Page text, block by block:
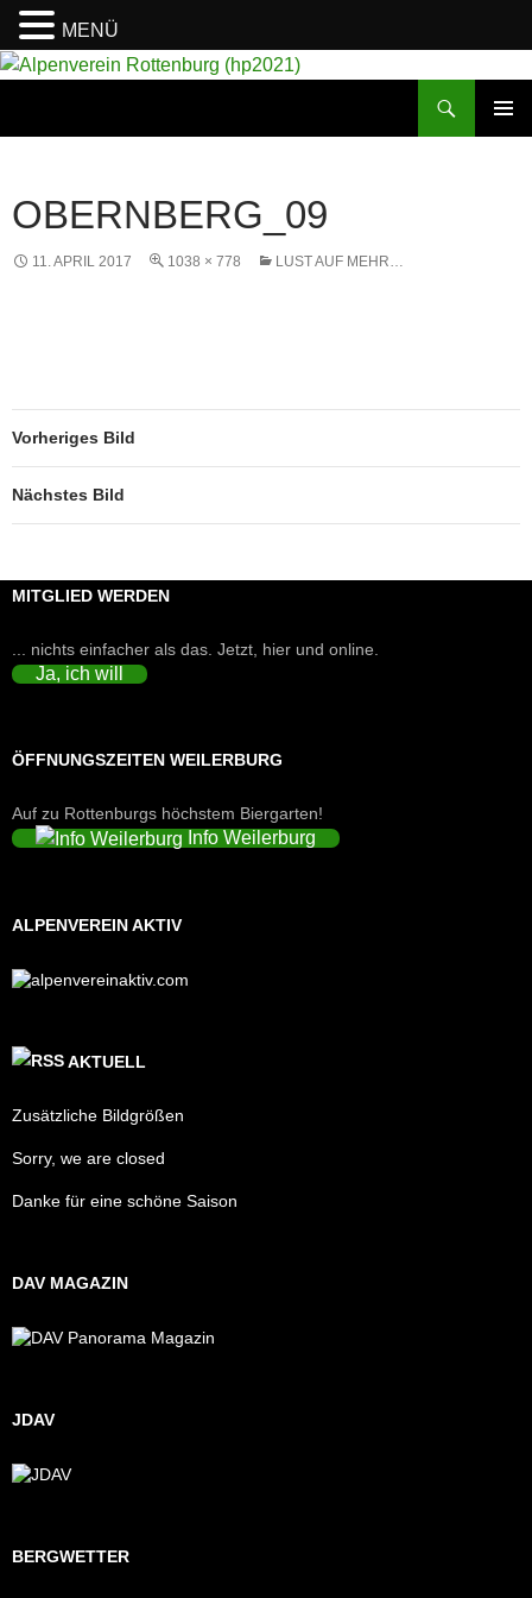
OBERNBERG_09
11. APRIL 2017 1038 × 778 LUST AUF MEHR…
Vorheriges Bild
Nächstes Bild
MITGLIED WERDEN
... nichts einfacher als das. Jetzt, hier und online.
Ja, ich will
ÖFFNUNGSZEITEN WEILERBURG
Auf zu Rottenburgs höchstem Biergarten!
Info Weilerburg
ALPENVEREIN AKTIV
AKTUELL
Zusätzliche Bildgrößen
Sorry, we are closed
Danke für eine schöne Saison
DAV MAGAZIN
JDAV
BERGWETTER
MENÜ